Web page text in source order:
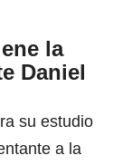
la
Daniel
su estudio
a la